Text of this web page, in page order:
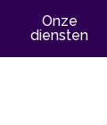
Onze
diensten